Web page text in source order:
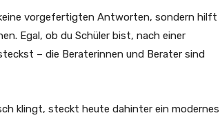
vorgefertigten Antworten, sondern hilft
Egal, ob du Schüler bist, nach einer
– die Beraterinnen und Berater sind
klingt, steckt heute dahinter ein modernes